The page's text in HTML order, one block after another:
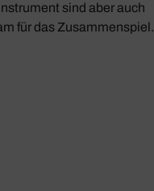
sind aber auch
für das Zusammenspiel.